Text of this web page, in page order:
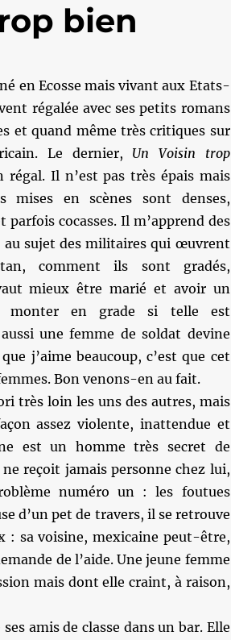
bien
en Ecosse mais vivant aux Etats-
régalée avec ses petits romans
et quand même très critiques sur
Le dernier, Un Voisin trop
régal. Il n’est pas très épais mais
mises en scènes sont denses,
parfois cocasses. Il m’apprend des
au sujet des militaires qui œuvrent
comment ils sont gradés,
mieux être marié et avoir un
monter en grade si telle est
une femme de soldat devine
j’aime beaucoup, c’est que cet
Bon venons-en au fait.
très loin les uns des autres, mais
assez violente, inattendue et
est un homme très secret de
reçoit jamais personne chez lui,
numéro un : les foutues
d’un pet de travers, il se retrouve
: sa voisine, mexicaine peut-être,
de l’aide. Une jeune femme
mais dont elle craint, à raison,
amis de classe dans un bar. Elle